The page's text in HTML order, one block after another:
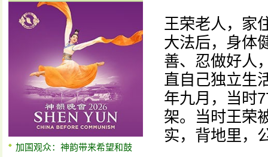
加国观众：神韵带来希望和鼓
王荣老人，家
大法后，身体
善、忍做好人
直自己独立生
年九月，当时
架。当时王荣
实，背地里，